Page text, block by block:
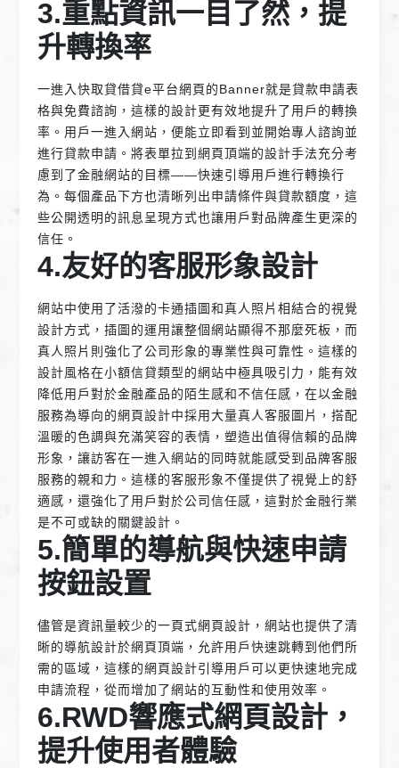
3.重點資訊一目了然，提
升轉換率
一進入快取貸借貸e平台網頁的Banner就是貸款申請表
格與免費諮詢，這樣的設計更有效地提升了用戶的轉換
率。用戶一進入網站，便能立即看到並開始專人諮詢並
進行貸款申請。將表單拉到網頁頂端的設計手法充分考
慮到了金融網站的目標——快速引導用戶進行轉換行
為。每個產品下方也清晰列出申請條件與貸款額度，這
些公開透明的訊息呈現方式也讓用戶對品牌產生更深的
信任。
4.友好的客服形象設計
網站中使用了活潑的卡通插圖和真人照片相結合的視覺
設計方式，插圖的運用讓整個網站顯得不那麼死板，而
真人照片則強化了公司形象的專業性與可靠性。這樣的
設計風格在小額信貸類型的網站中極具吸引力，能有效
降低用戶對於金融產品的陌生感和不信任感，在以金融
服務為導向的網頁設計中採用大量真人客服圖片，搭配
溫暖的色調與充滿笑容的表情，塑造出值得信賴的品牌
形象，讓訪客在一進入網站的同時就能感受到品牌客服
服務的親和力。這樣的客服形象不僅提供了視覺上的舒
適感，還強化了用戶對於公司信任感，這對於金融行業
是不可或缺的關鍵設計。
5.簡單的導航與快速申請
按鈕設置
儘管是資訊量較少的一頁式網頁設計，網站也提供了清
晰的導航設計於網頁頂端，允許用戶快速跳轉到他們所
需的區域，這樣的網頁設計引導用戶可以更快速地完成
申請流程，從而增加了網站的互動性和使用效率。
6.RWD響應式網頁設計，
提升使用者體驗